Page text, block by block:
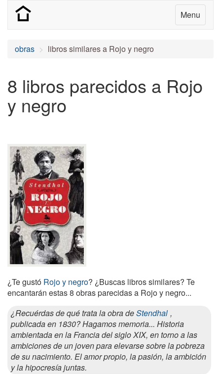
Menu
obras libros similares a Rojo y negro
8 libros parecidos a Rojo
y negro
¿Te gustó Rojo y negro? ¿Buscas libros similares? Te
encantarán estas 8 obras parecidas a Rojo y negro...
¿Recuérdas de qué trata la obra deStendhal ,
publicada en 1830? Hagamos memoria... Historia
ambientada en la Francia del siglo XIX, en torno a las
ambiciones de un joven para elevarse sobre la pobreza
de su nacimiento. El amor propio, la pasión, la ambición
y la hipocresía juntas.